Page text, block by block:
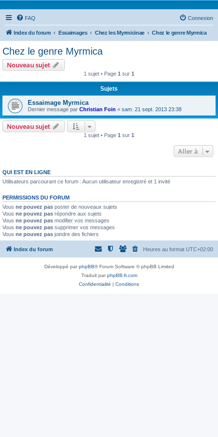
FAQ Connexion
Index du forum Essaimages Chez les Myrmicinae Chez le genre Myrmica
Chez le genre Myrmica
Nouveau sujet
1 sujet • Page 1 sur 1
Sujets
Essaimage Myrmica
Dernier message par Christian Foin « sam. 21 sept. 2013 23:38
Nouveau sujet
1 sujet • Page 1 sur 1
Aller à
QUI EST EN LIGNE
Utilisateurs parcourant ce forum : Aucun utilisateur enregistré et 1 invité
PERMISSIONS DU FORUM
Vous ne pouvez pas poster de nouveaux sujets
Vous ne pouvez pas répondre aux sujets
Vous ne pouvez pas modifier vos messages
Vous ne pouvez pas supprimer vos messages
Vous ne pouvez pas joindre des fichiers
Index du forum Heures au format UTC+02:00
Développé parphpBB® Forum Software © phpBB Limited
Traduit parphpBB-fr.com
Confidentialité | Conditions